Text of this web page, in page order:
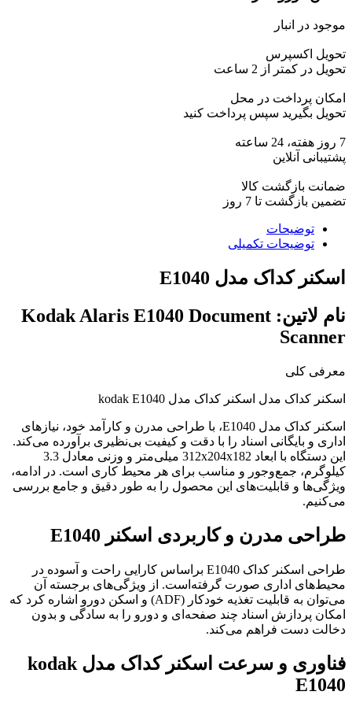
موجود در انبار
تحویل اکسپرس
تحویل در کمتر از 2 ساعت
امکان پرداخت در محل
تحویل بگیرید سپس پرداخت کنید
7 روز هفته، 24 ساعته
پشتیبانی آنلاین
ضمانت بازگشت کالا
تضمین بازگشت تا 7 روز
توضیحات
توضیحات تکمیلی
اسکنر کداک مدل E1040
نام لاتین: Kodak Alaris E1040 Document
Scanner
معرفی کلی
اسکنر کداک مدل اسکنر کداک مدل kodak E1040
اسکنر کداک مدل E1040، با طراحی مدرن و کارآمد خود، نیازهای
اداری و بایگانی اسناد را با دقت و کیفیت بی‌نظیری برآورده می‌کند.
این دستگاه با ابعاد 312x204x182 میلی‌متر و وزنی معادل 3.3
کیلوگرم، جمع‌و‌جور و مناسب برای هر محیط کاری است. در ادامه،
ویژگی‌ها و قابلیت‌های این محصول را به طور دقیق و جامع بررسی
می‌کنیم.
طراحی مدرن و کاربردی اسکنر E1040
طراحی اسکنر کداک E1040 براساس کارایی راحت و آسوده در
محیط‌های اداری صورت گرفته‌است. از ویژگی‌های برجسته آن
می‌توان به قابلیت تغذیه خودکار (ADF) و اسکن دورو اشاره کرد که
امکان پردازش اسناد چند صفحه‌ای و دورو را به سادگی و بدون
دخالت دست فراهم می‌کند.
فناوری و سرعت اسکنر کداک مدل kodak
E1040